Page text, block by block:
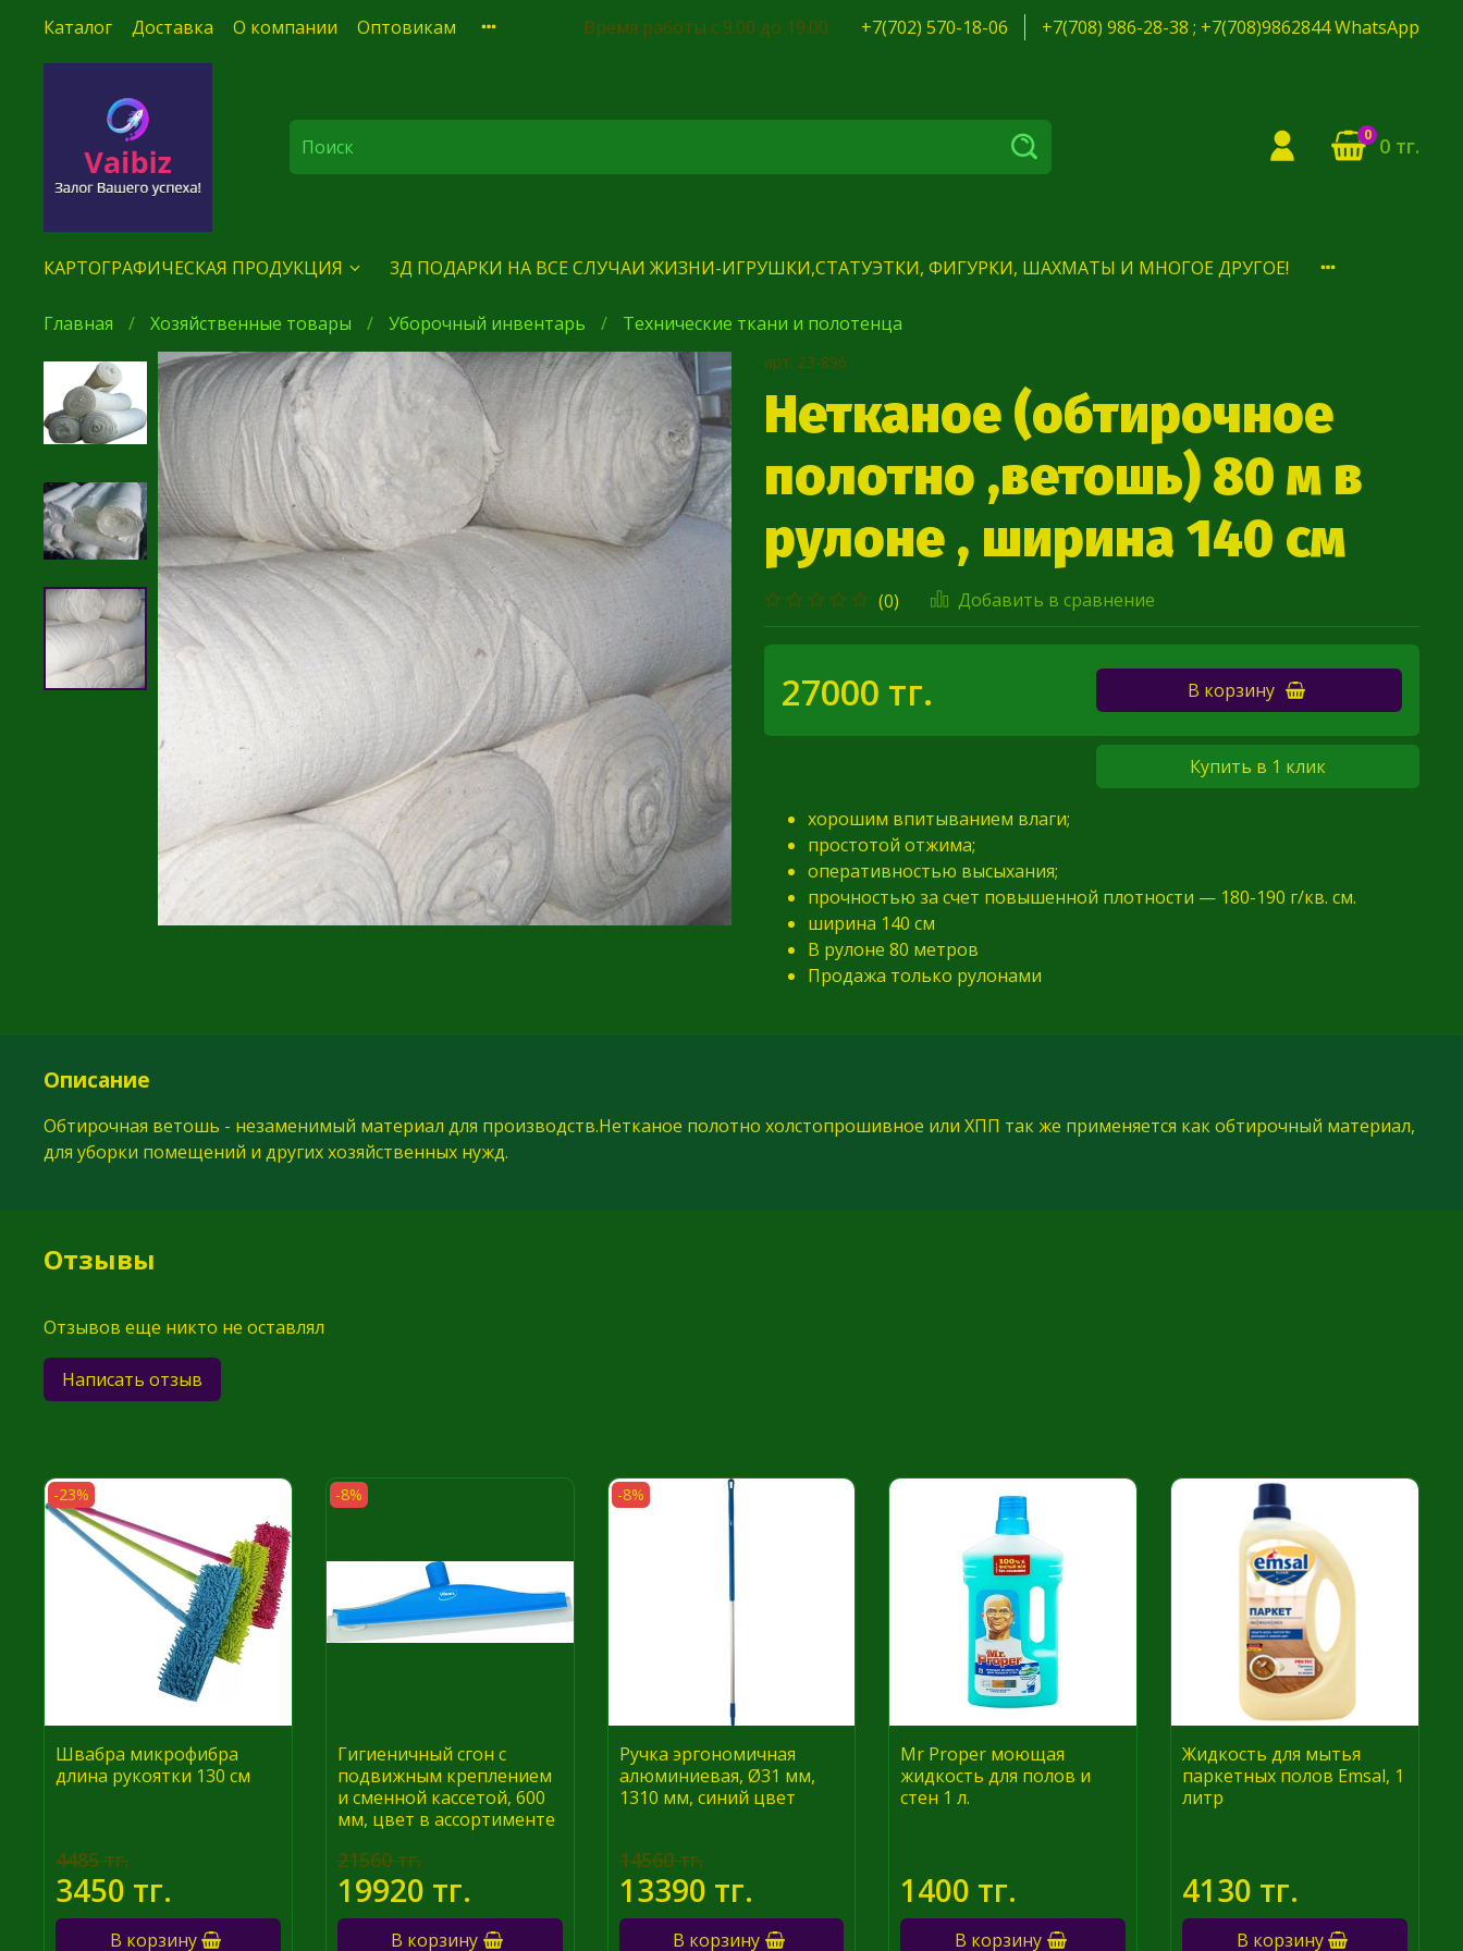
Каталог Доставка О компании Оптовикам Время работы с 9.00 до 19.00 +7(702) 570-18-06 +7(708) 986-28-38 ; +7(708)9862844 WhatsApp
0 0 тг.
КАРТОГРАФИЧЕСКАЯ ПРОДУКЦИЯ 3Д ПОДАРКИ НА ВСЕ СЛУЧАИ ЖИЗНИ-ИГРУШКИ,СТАТУЭТКИ, ФИГУРКИ, ШАХМАТЫ И МНОГОЕ ДРУГОЕ!
Главная Хозяйственные товары Уборочный инвентарь Технические ткани и полотенца
арт. 23-896
Нетканое (обтирочное
полотно ,ветошь) 80 м в
рулоне , ширина 140 см
(0) Добавить в сравнение
27000 тг. В корзину
Купить в 1 клик
хорошим впитыванием влаги;
простотой отжима;
оперативностью высыхания;
прочностью за счет повышенной плотности — 180-190 г/кв. см.
ширина 140 см
В рулоне 80 метров
Продажа только рулонами
Описание
Обтирочная ветошь - незаменимый материал для производств.Нетканое полотно холстопрошивное или ХПП так же применяется как обтирочный материал,
для уборки помещений и других хозяйственных нужд.
Отзывы
Отзывов еще никто не оставлял
Написать отзыв
-23%
Швабра микрофибра
длина рукоятки 130 см
4485 тг.
3450 тг.
В корзину
-8%
Гигиеничный сгон с
подвижным креплением
и сменной кассетой, 600
мм, цвет в ассортименте
21560 тг.
19920 тг.
В корзину
-8%
Ручка эргономичная
алюминиевая, Ø31 мм,
1310 мм, синий цвет
14560 тг.
13390 тг.
В корзину
Mr Proper моющая
жидкость для полов и
стен 1 л.
1400 тг.
В корзину
Жидкость для мытья
паркетных полов Emsal, 1
литр
4130 тг.
В корзину